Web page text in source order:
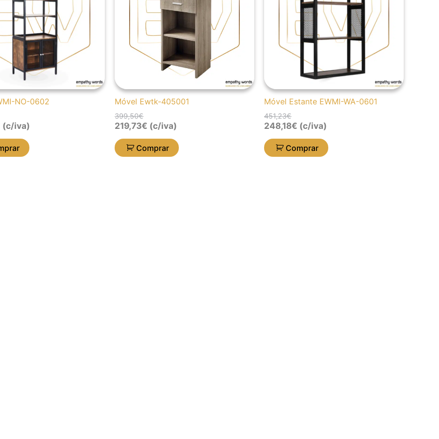
NO-0602
(c/iva)
Móvel Ewtk-405001
399,50€
219,73€ (c/iva)
Comprar
Móvel Estante EWMI-WA-0601
451,23€
248,18€ (c/iva)
Comprar